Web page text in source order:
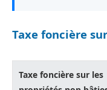
Taxe foncière
Taxe foncière sur les